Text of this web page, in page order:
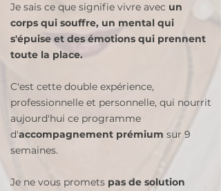
Je sais ce que signifie vivre avec un
corps qui souffre, un mental qui
s'épuise et des émotions qui prennent
toute la place.
C'est cette double expérience,
professionnelle et personnelle, qui nourrit
aujourd'hui ce programme
d'accompagnement prémium sur 9
semaines.
Je ne vous promets pas de solution